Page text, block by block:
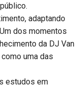
adaptando
dos momentos
da DJ Van
uma das
estudos em